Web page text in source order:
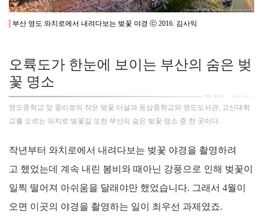
부산 영도 와치로에서 내려다보는 벚꽃 야경 ⓒ 2016. 김사익
오륙도가 한눈에 보이는 부산의 숨은 벚
꽃 명소
영도중학교 앞 중리로의 작은 벚꽃 터널과 동삼중학교와 영도도서관, 고신대학
교를 오르는 와치로 벚꽃길 또한 부산의 숨은 벚꽃 명소 중 한 곳이다.
작년부터 와치로에서 내려다보는 벚꽃 야경을 촬영하려
고 했었는데 계속 내린 봄비와 때아닌 강풍으로 인해 벚꽃이
일찍 떨어져 아쉬움을 달래야만 했었습니다. 그래서 4월이
오면 이곳의 야경을 촬영하는 일이 최우선 과제였죠.